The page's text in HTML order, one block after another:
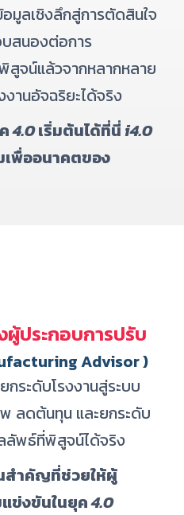
อมูลเชิงลึกสู่การตัดสินใจ
สนองต่อการ
สูจน์แล้วจากหลากหลาย
านอัจฉริยะได้จริง
4.0เริ่มต้นได้ที่นี่i4.0
พื่ออนาคตของ
ผู้ประกอบการปรับ
Advisor )
ระดับโรงงานสู่ระบบ
ลดต้นทุน และยกระดับ
พธ์ที่พิสูจน์ได้จริง
สำคัญที่ช่วยให้ผู้
แข่งขันในยุค4.0